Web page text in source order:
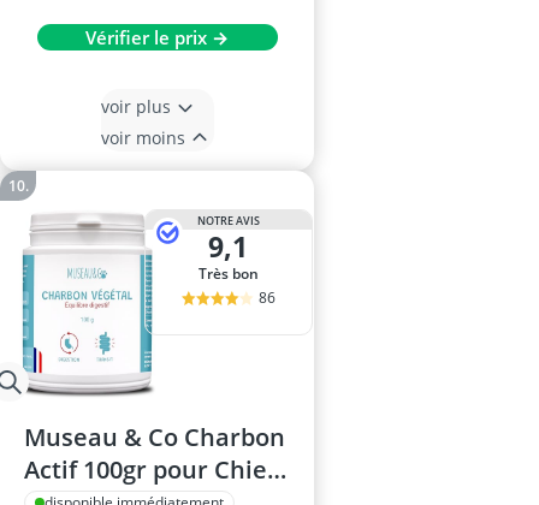
Vérifier le prix →
voir plus
voir moins
NOTRE AVIS
9,1
Très bon
86
Museau & Co Charbon
Actif 100gr pour Chien